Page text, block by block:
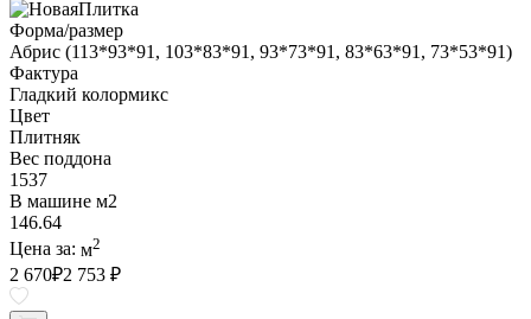
Форма/размер
Абрис (113*93*91, 103*83*91, 93*73*91, 83*63*91, 73*53*91)
Фактура
Гладкий колормикс
Цвет
Плитняк
Вес поддона
1537
В машине м2
146.64
Цена за: м2
2 670₽2 753 ₽